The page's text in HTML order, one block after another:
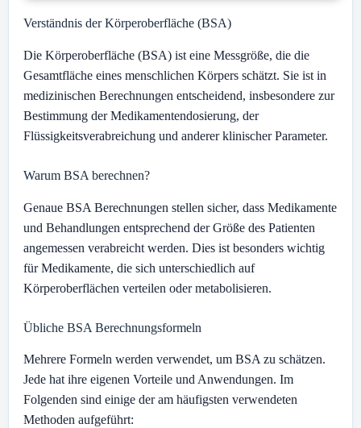
Verständnis der Körperoberfläche (BSA)
Die Körperoberfläche (BSA) ist eine Messgröße, die die
Gesamtfläche eines menschlichen Körpers schätzt. Sie ist in
medizinischen Berechnungen entscheidend, insbesondere zur
Bestimmung der Medikamentendosierung, der
Flüssigkeitsverabreichung und anderer klinischer Parameter.
Warum BSA berechnen?
Genaue BSA Berechnungen stellen sicher, dass Medikamente
und Behandlungen entsprechend der Größe des Patienten
angemessen verabreicht werden. Dies ist besonders wichtig
für Medikamente, die sich unterschiedlich auf
Körperoberflächen verteilen oder metabolisieren.
Übliche BSA Berechnungsformeln
Mehrere Formeln werden verwendet, um BSA zu schätzen.
Jede hat ihre eigenen Vorteile und Anwendungen. Im
Folgenden sind einige der am häufigsten verwendeten
Methoden aufgeführt: